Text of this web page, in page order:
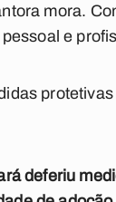
mora.
e
deferiu